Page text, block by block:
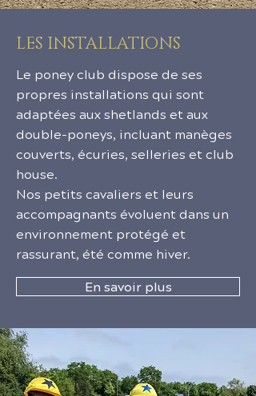
LES INSTALLATIONS
Le poney club dispose de ses
propres installations qui sont
adaptées aux shetlands et aux
double-poneys, incluant manèges
couverts, écuries, selleries et club
house.
Nos petits cavaliers et leurs
accompagnants évoluent dans un
environnement protégé et
rassurant, été comme hiver.
En savoir plus